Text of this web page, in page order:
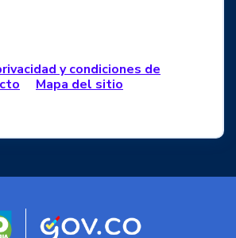
y condiciones de
Mapa del sitio
Logo marca Colombia